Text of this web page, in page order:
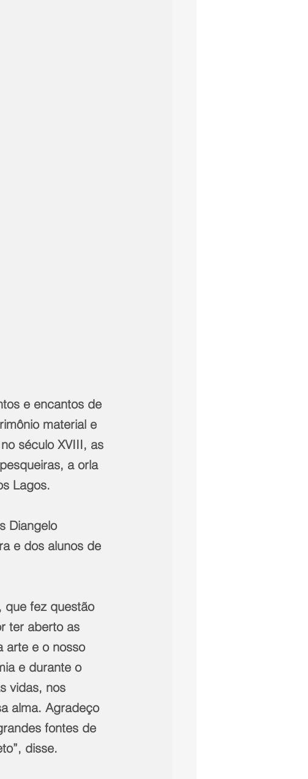
e encantos de
material e
século XVIII, as
a orla
Lagos.
Diangelo
e dos alunos de
que fez questão
ter aberto as
arte e o nosso
e durante o
vidas, nos
alma. Agradeço
fontes de
disse.